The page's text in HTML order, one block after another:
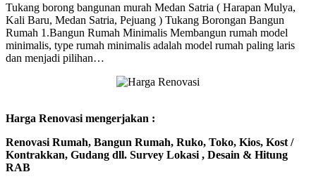
satria
Tukang borong bangunan murah Medan Satria ( Harapan Mulya,
Kali Baru, Medan Satria, Pejuang ) Tukang Borongan Bangun
Rumah 1.Bangun Rumah Minimalis Membangun rumah model
minimalis, type rumah minimalis adalah model rumah paling laris
dan menjadi pilihan…
Harga Renovasi mengerjakan :
Renovasi Rumah, Bangun Rumah, Ruko, Toko, Kios, Kost /
Kontrakkan, Gudang dll. Survey Lokasi , Desain & Hitung
RAB